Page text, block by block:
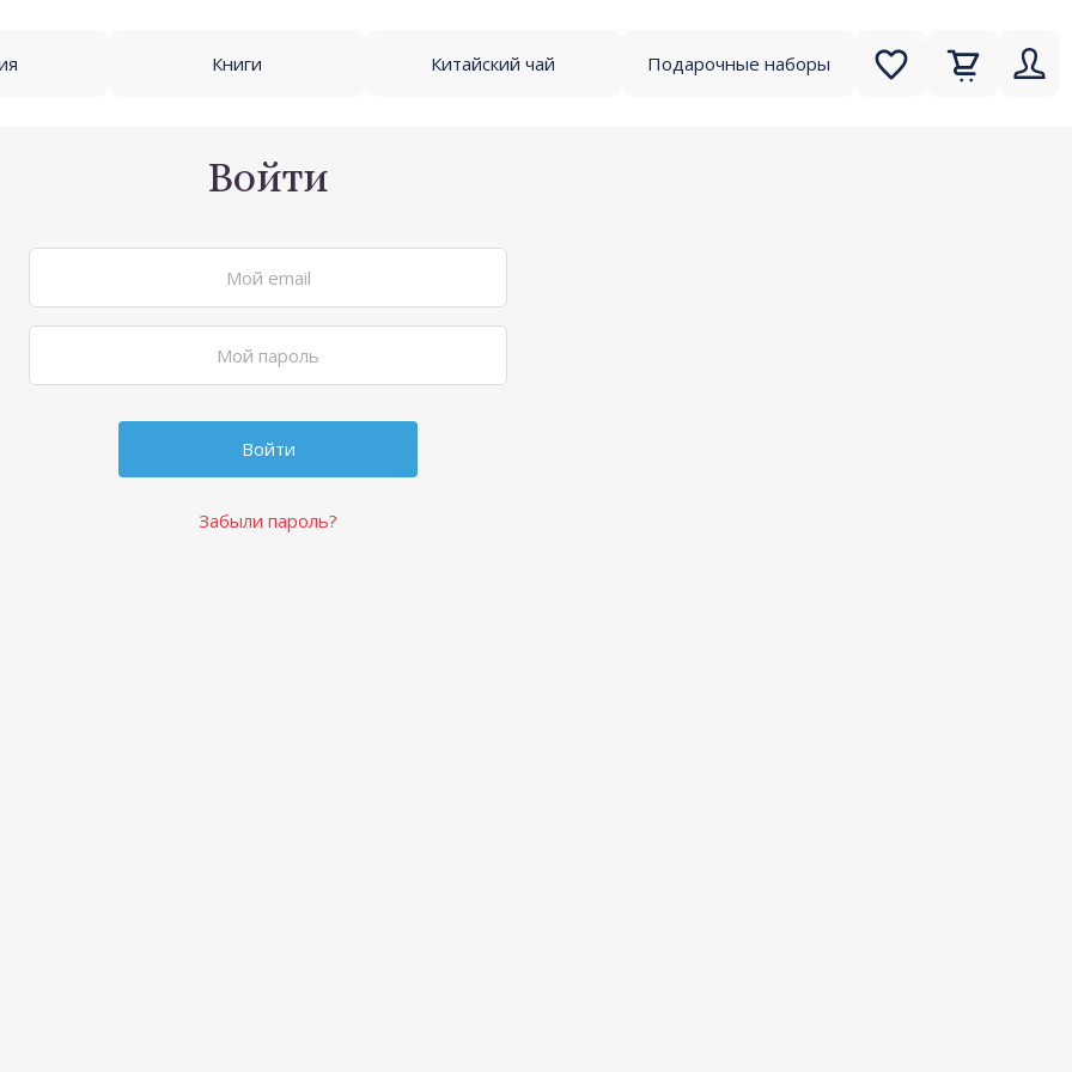
Книги Китайский чай Подарочные наборы
Войти
Забыли пароль?